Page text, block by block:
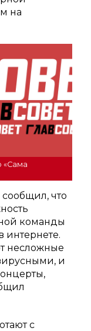
на
«Сама
что
команды
интернете.
несложные
и
с